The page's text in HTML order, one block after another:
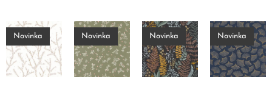
Novinka Novinka Novinka Novinka